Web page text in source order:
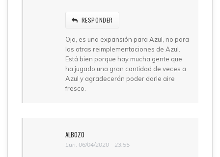
RESPONDER
Ojo, es una expansión para Azul, no para
las otras reimplementaciones de Azul.
Está bien porque hay mucha gente que
ha jugado una gran cantidad de veces a
Azul y agradecerán poder darle aire
fresco.
ALBOZO
Lun, 06/04/2020 - 23:55